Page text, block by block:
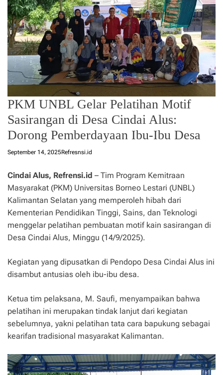
PKM UNBL Gelar Pelatihan Motif
Sasirangan di Desa Cindai Alus:
Dorong Pemberdayaan Ibu-Ibu Desa
September 14, 2025Refresnsi.id
Cindai Alus, Refrensi.id – Tim Program Kemitraan
Masyarakat (PKM) Universitas Borneo Lestari (UNBL)
Kalimantan Selatan yang memperoleh hibah dari
Kementerian Pendidikan Tinggi, Sains, dan Teknologi
menggelar pelatihan pembuatan motif kain sasirangan di
Desa Cindai Alus, Minggu (14/9/2025).
Kegiatan yang dipusatkan di Pendopo Desa Cindai Alus ini
disambut antusias oleh ibu-ibu desa.
Ketua tim pelaksana, M. Saufi, menyampaikan bahwa
pelatihan ini merupakan tindak lanjut dari kegiatan
sebelumnya, yakni pelatihan tata cara bapukung sebagai
kearifan tradisional masyarakat Kalimantan.